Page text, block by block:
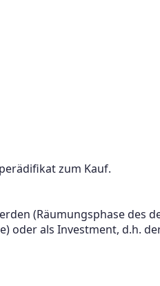
zum Kauf.
(Räumungsphase des
oder als Investment, d.h.